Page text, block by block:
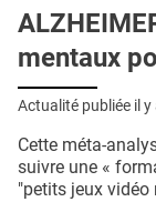
mentaux
Actualité publiée il y
Cette méta-
suivre une «
"petits jeux vidéo